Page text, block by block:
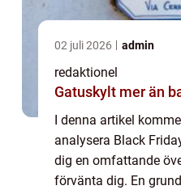
02 juli 2026 admin
redaktionel
Gatuskylt
I denna artikel
analysera Black
dig en omfattande
förvänta dig. En